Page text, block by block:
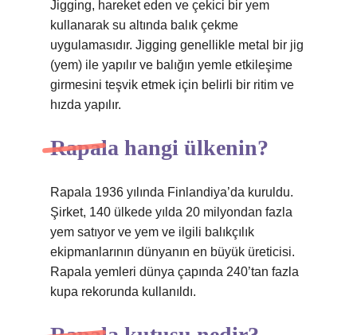
Jigging, hareket eden ve çekici bir yem
kullanarak su altında balık çekme
uygulamasıdır. Jigging genellikle metal bir jig
(yem) ile yapılır ve balığın yemle etkileşime
girmesini teşvik etmek için belirli bir ritim ve
hızda yapılır.
Rapala hangi ülkenin?
Rapala 1936 yılında Finlandiya’da kuruldu.
Şirket, 140 ülkede yılda 20 milyondan fazla
yem satıyor ve yem ve ilgili balıkçılık
ekipmanlarının dünyanın en büyük üreticisi.
Rapala yemleri dünya çapında 240’tan fazla
kupa rekorunda kullanıldı.